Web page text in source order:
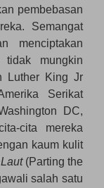
pembebasan
Semangat
menciptakan
tidak mungkin
Luther King Jr
Serikat
DC,
cita mereka
kaum kulit
(Parting the
salah satu